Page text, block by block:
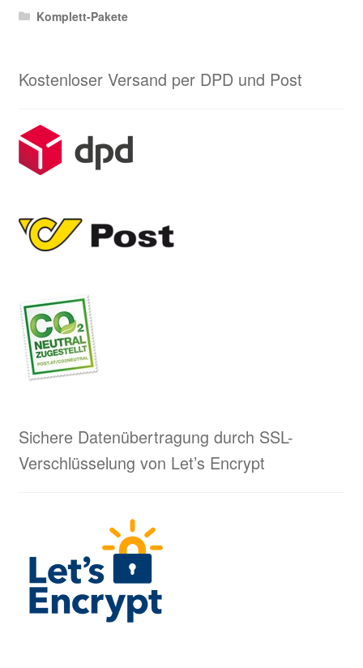
Komplett-Pakete
Kostenloser Versand per DPD und Post
Sichere Datenübertragung durch SSL-
Verschlüsselung von Let’s Encrypt